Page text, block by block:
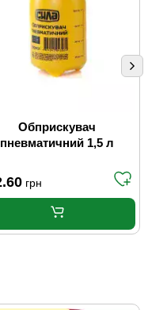
Обприскувач
пневматичний 1,5 л
грн